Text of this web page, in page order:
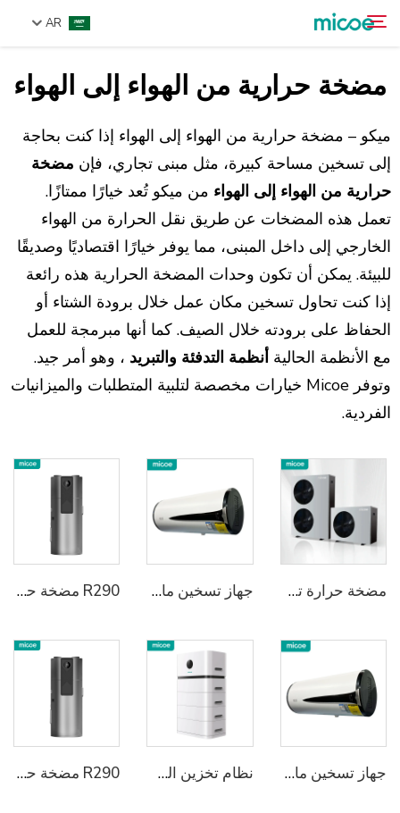
AR
من نحن
المنتجات
حل
الدعم والخدمات
مركز الإعلام
اتصل بنا
ابحث
مضخة حرارية من الهواء إلى الهواء
ميكو – مضخة حرارية من الهواء إلى الهواء إذا كنت بحاجة
إلى تسخين مساحة كبيرة، مثل مبنى تجاري، فإن مضخة
حرارية من الهواء إلى الهواء من ميكو تُعد خيارًا ممتازًا.
تعمل هذه المضخات عن طريق نقل الحرارة من الهواء
الخارجي إلى داخل المبنى، مما يوفر خيارًا اقتصاديًا وصديقًا
للبيئة. يمكن أن تكون وحدات المضخة الحرارية هذه رائعة
إذا كنت تحاول تسخين مكان عمل خلال برودة الشتاء أو
الحفاظ على برودته خلال الصيف. كما أنها مبرمجة للعمل
مع الأنظمة الحالية أنظمة التدفئة والتبريد ، وهو أمر جيد.
وتوفر Micoe خيارات مخصصة لتلبية المتطلبات والميزانيات
الفردية.
مضخة حرارة تحويل الهواء إلى ماء R32 A+++ حلول التسخين والتبريد التجارية والسكينة 6kw/10kw/15kw/18KW/24KW جهاز تسخين ماء بالمضخة الحرارية مدمج ومثبت على الحائط R290 مضخة حرارة متكاملة لتسخين المياه
جهاز تسخين ماء بالمضخة الحرارية مدمج ومثبت على الحائط نظام تخزين الطاقة السكني المثبت 2 R290 مضخة حرارة متكاملة لتسخين المياه